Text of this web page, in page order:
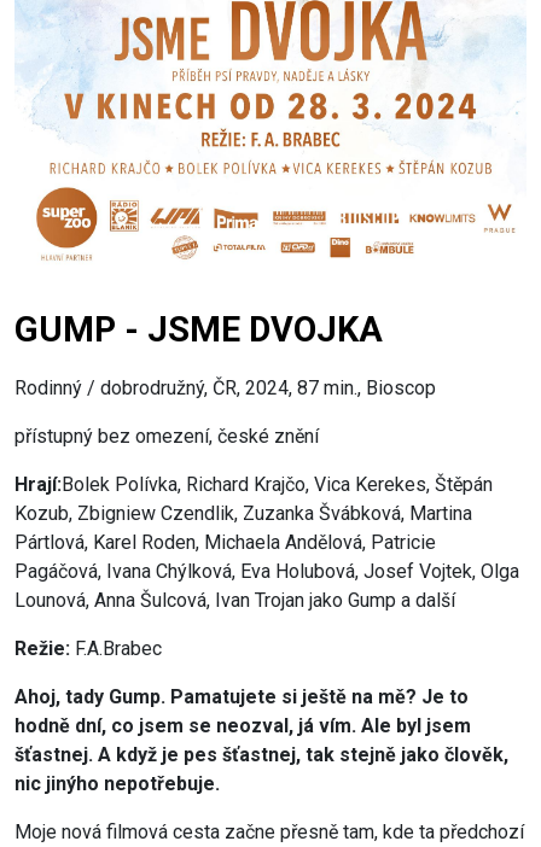
GUMP - JSME DVOJKA
Rodinný / dobrodružný, ČR, 2024, 87 min., Bioscop
přístupný bez omezení, české znění
Hrají:Bolek Polívka, Richard Krajčo, Vica Kerekes, Štěpán
Kozub, Zbigniew Czendlik, Zuzanka Švábková, Martina
Pártlová, Karel Roden, Michaela Andělová, Patricie
Pagáčová, Ivana Chýlková, Eva Holubová, Josef Vojtek, Olga
Lounová, Anna Šulcová, Ivan Trojan jako Gump a další
Režie: F.A.Brabec
Ahoj, tady Gump. Pamatujete si ještě na mě? Je to
hodně dní, co jsem se neozval, já vím. Ale byl jsem
šťastnej. A když je pes šťastnej, tak stejně jako člověk,
nic jinýho nepotřebuje.
Moje nová filmová cesta začne přesně tam, kde ta předchozí